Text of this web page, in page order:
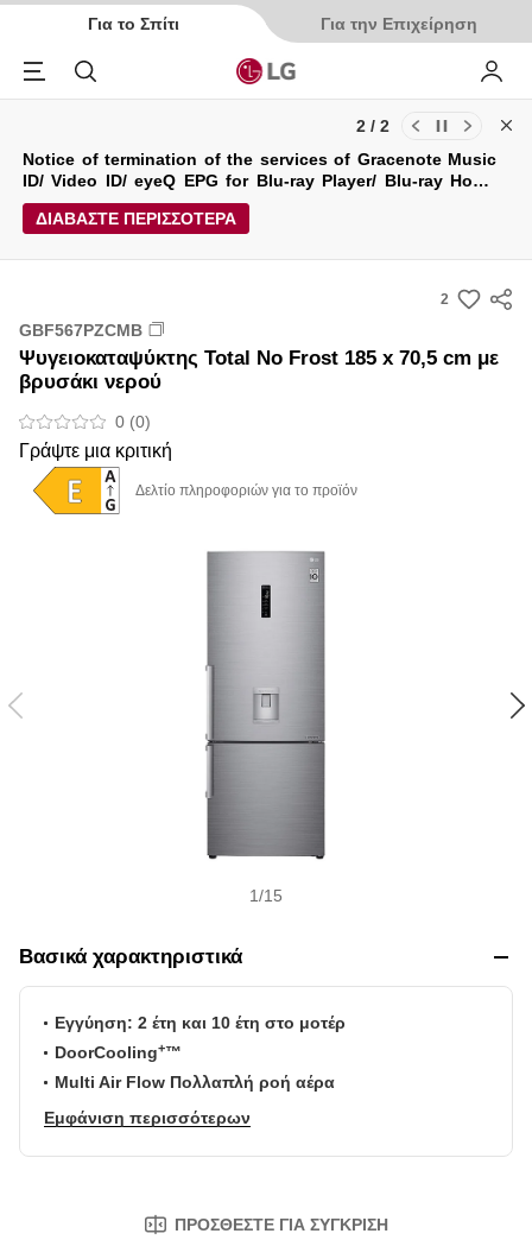
Για το Σπίτι Για την Επιχείρηση
Αναζήτηση My LG
Ενημερώσεις για τους Όρους Χρήσης και την Πολιτική
Απορρήτου της LG Electronics Service (29/04/2026)
Notice of termination of the services of Gracenote Music
ID/ Video ID/ eyeQ EPG for Blu-ray Player/ Blu-ray Home
Theater System.
ΔΙΑΒΑΣΤΕ ΠΕΡΙΣΣΟΤΕΡΑ
2 / 2
2
s
m
GBF567PZCMB
Ψυγειοκαταψύκτης Total No Frost 185 x 70,5 cm με
βρυσάκι νερού
0 (0)
Γράψτε μια κριτική
Δελτίο πληροφοριών για το προϊόν
1/15
Βασικά χαρακτηριστικά
Εγγύηση: 2 έτη και 10 έτη στο μοτέρ
DoorCooling+™
Multi Air Flow Πολλαπλή ροή αέρα
Εμφάνιση περισσότερων
ΠΡΟΣΘΈΣΤΕ ΓΙΑ ΣΎΓΚΡΙΣΗ